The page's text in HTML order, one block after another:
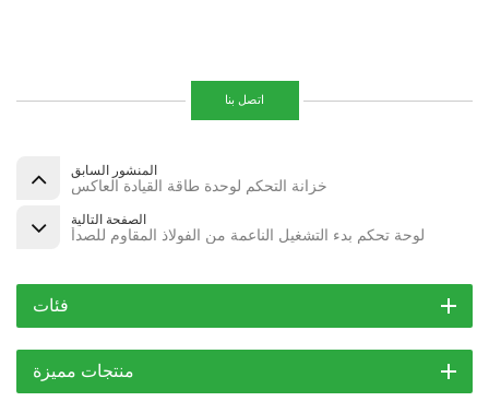
اتصل بنا
المنشور السابق
خزانة التحكم لوحدة طاقة القيادة العاكس
الصفحة التالية
لوحة تحكم بدء التشغيل الناعمة من الفولاذ المقاوم للصدأ
فئات
منتجات مميزة